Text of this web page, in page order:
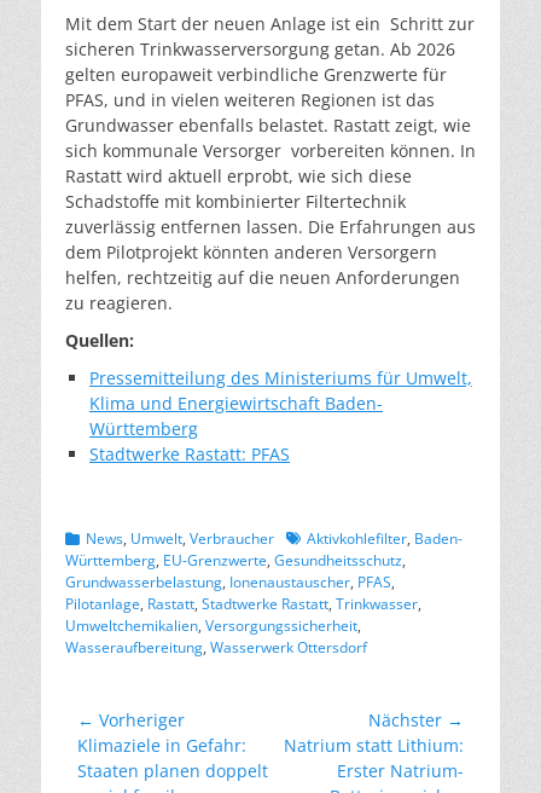
Mit dem Start der neuen Anlage ist ein Schritt zur
sicheren Trinkwasserversorgung getan. Ab 2026
gelten europaweit verbindliche Grenzwerte für
PFAS, und in vielen weiteren Regionen ist das
Grundwasser ebenfalls belastet. Rastatt zeigt, wie
sich kommunale Versorger vorbereiten können. In
Rastatt wird aktuell erprobt, wie sich diese
Schadstoffe mit kombinierter Filtertechnik
zuverlässig entfernen lassen. Die Erfahrungen aus
dem Pilotprojekt könnten anderen Versorgern
helfen, rechtzeitig auf die neuen Anforderungen
zu reagieren.
Quellen:
Pressemitteilung des Ministeriums für Umwelt,
Klima und Energiewirtschaft Baden-
Württemberg
Stadtwerke Rastatt: PFAS
Kategorien
News, Umwelt, Verbraucher Schlagworte
Aktivkohlefilter, Baden-
Württemberg, EU-Grenzwerte, Gesundheitsschutz,
Grundwasserbelastung, Ionenaustauscher, PFAS,
Pilotanlage, Rastatt, Stadtwerke Rastatt, Trinkwasser,
Umweltchemikalien, Versorgungssicherheit,
Wasseraufbereitung, Wasserwerk Ottersdorf
Beitragsnavigation
← Vorheriger
Vorheriger
Beitrag:
Klimaziele in Gefahr:
Staaten planen doppelt
Nächster →
Nächster
Natrium statt Lithium:
Erster Natrium-